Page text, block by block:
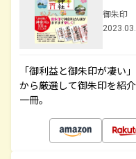
御朱印
「御利益と御朱印が凄い
から厳選して御朱印を紹
一冊。